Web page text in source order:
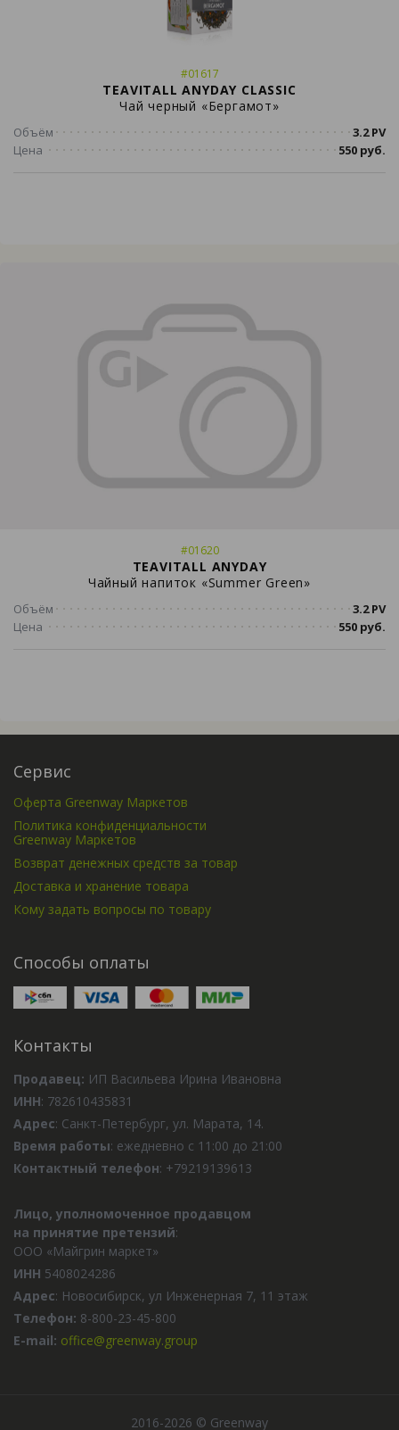
#01617
TEAVITALL ANYDAY CLASSIC
Чай черный «Бергамот»
Объём
3.2 PV
Цена
550 руб.
#01620
TEAVITALL ANYDAY
Чайный напиток «Summer Green»
Объём
3.2 PV
Цена
550 руб.
Сервис
Оферта Greenway Маркетов
Политика конфиденциальности
Greenway Маркетов
Возврат денежных средств за товар
Доставка и хранение товара
Кому задать вопросы по товару
Способы оплаты
Контакты
Продавец: ИП Васильева Ирина Ивановна
ИНН: 782610435831
Адрес: Санкт-Петербург, ул. Марата, 14.
Время работы: ежедневно с 11:00 до 21:00
Контактный телефон: +79219139613
Лицо, уполномоченное продавцом
на принятие претензий:
ООО «Майгрин маркет»
ИНН 5408024286
Адрес: Новосибирск, ул Инженерная 7, 11 этаж
Телефон: 8-800-23-45-800
E-mail: office@greenway.group
2016-2026 © Greenway